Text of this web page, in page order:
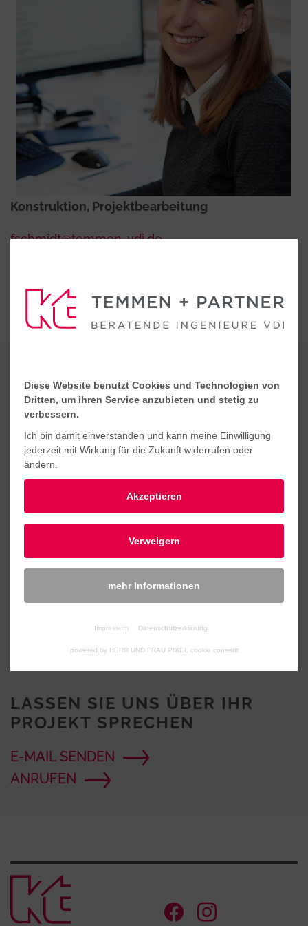
Konstruktion, Projektbearbeitung
fschmidt@temmen-vdi.de
LASSEN SIE UNS ÜBER IHR
PROJEKT SPRECHEN
E-MAIL SENDEN
ANRUFEN
Zur Facebook
Diese Website benutzt Cookies und Technologien von
Dritten, um ihren Service anzubieten und stetig zu
verbessern.
Ich bin damit einverstanden und kann meine Einwilligung
jederzeit mit Wirkung für die Zukunft widerrufen oder
ändern.
Akzeptieren
Verweigern
mehr Informationen
Impressum Datenschutzerklärung
powered by HERR UND FRAU PIXEL cookie consent